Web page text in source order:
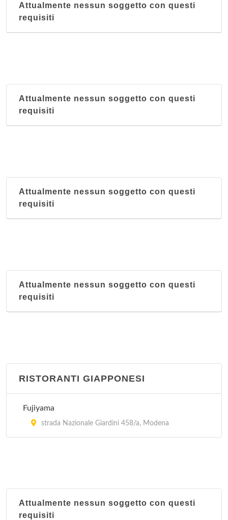
Attualmente nessun soggetto con questi
requisiti
Attualmente nessun soggetto con questi
requisiti
Attualmente nessun soggetto con questi
requisiti
Attualmente nessun soggetto con questi
requisiti
RISTORANTI GIAPPONESI
Fujiyama
strada Nazionale Giardini 458/a, Modena
Attualmente nessun soggetto con questi
requisiti